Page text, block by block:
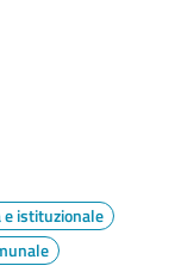
istituzionale